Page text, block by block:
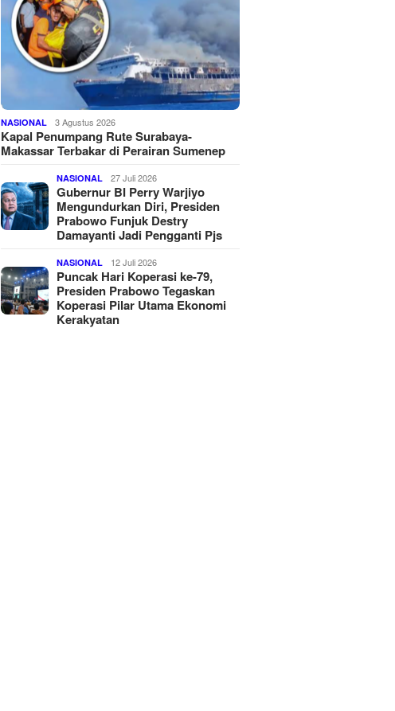
NASIONAL 3 Agustus 2026
Kapal Penumpang Rute Surabaya-
Makassar Terbakar di Perairan Sumenep
NASIONAL 27 Juli 2026
Gubernur BI Perry Warjiyo
Mengundurkan Diri, Presiden
Prabowo Funjuk Destry
Damayanti Jadi Pengganti Pjs
NASIONAL 12 Juli 2026
Puncak Hari Koperasi ke-79,
Presiden Prabowo Tegaskan
Koperasi Pilar Utama Ekonomi
Kerakyatan